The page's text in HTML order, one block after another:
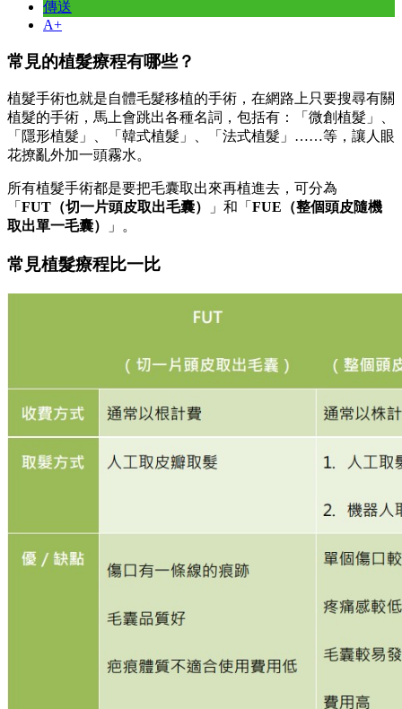
傳送
A+
常見的植髮療程有哪些？
植髮手術也就是自體毛髮移植的手術，在網路上只要搜尋有關
植髮的手術，馬上會跳出各種名詞，包括有：「微創植髮」、
「隱形植髮」、「韓式植髮」、「法式植髮」……等，讓人眼
花撩亂外加一頭霧水。
所有植髮手術都是要把毛囊取出來再植進去，可分為
「 FUT（切一片頭皮取出毛囊） 」和「 FUE（整個頭皮隨機
取出單一毛囊）
」。
常見植髮療程比一比